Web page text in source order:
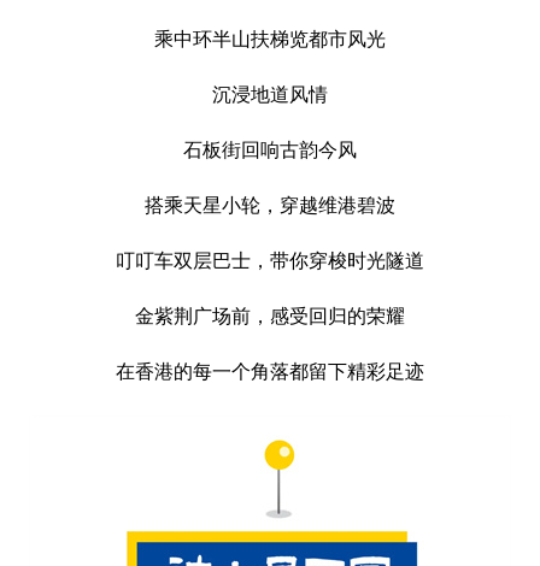
乘中环半山扶梯览都市风光
沉浸地道风情
石板街回响古韵今风
搭乘天星小轮，穿越维港碧波
叮叮车双层巴士，带你穿梭时光隧道
金紫荆广场前，感受回归的荣耀
在香港的每一个角落都留下精彩足迹